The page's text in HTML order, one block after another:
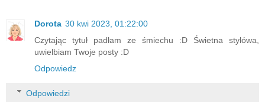
Dorota 30 kwi 2023, 01:22:00
Czytając tytuł padłam ze śmiechu :D Świetna stylówa,
uwielbiam Twoje posty :D
Odpowiedz
Odpowiedzi